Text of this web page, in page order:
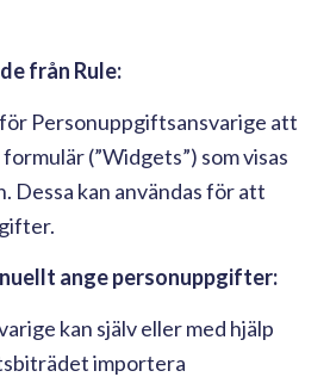
från Rule:
Personuppgiftsansvarige att
(”Widgets”) som visas
Dessa kan användas för att
ange personuppgifter:
kan själv eller med hjälp
importera